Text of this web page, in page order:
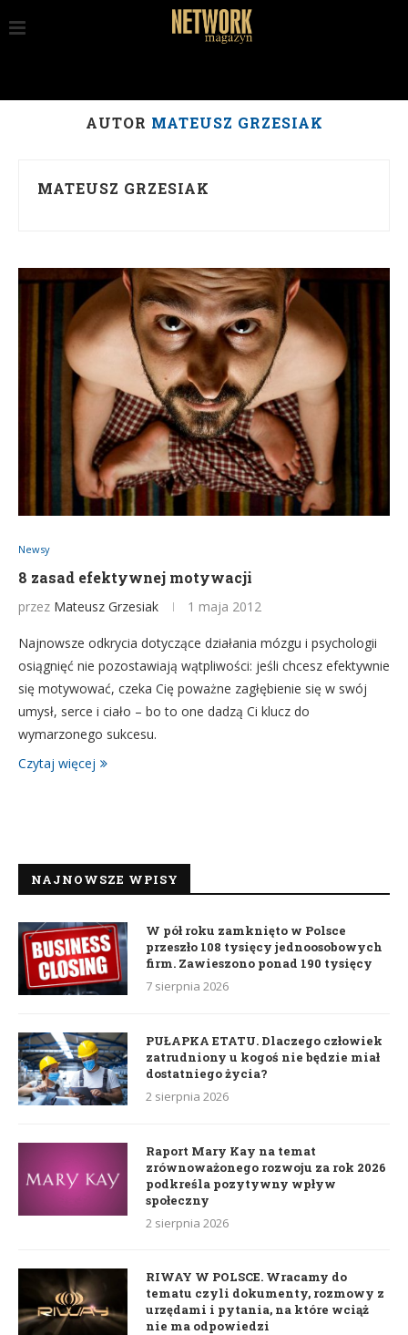
AUTOR MATEUSZ GRZESIAK
MATEUSZ GRZESIAK
Newsy
8 zasad efektywnej motywacji
przez Mateusz Grzesiak 1 maja 2012
Najnowsze odkrycia dotyczące działania mózgu i psychologii
osiągnięć nie pozostawiają wątpliwości: jeśli chcesz efektywnie
się motywować, czeka Cię poważne zagłębienie się w swój
umysł, serce i ciało – bo to one dadzą Ci klucz do
wymarzonego sukcesu.
Czytaj więcej
NAJNOWSZE WPISY
W pół roku zamknięto w Polsce
przeszło 108 tysięcy jednoosobowych
firm. Zawieszono ponad 190 tysięcy
7 sierpnia 2026
PUŁAPKA ETATU. Dlaczego człowiek
zatrudniony u kogoś nie będzie miał
dostatniego życia?
2 sierpnia 2026
Raport Mary Kay na temat
zrównoważonego rozwoju za rok 2026
podkreśla pozytywny wpływ
społeczny
2 sierpnia 2026
RIWAY W POLSCE. Wracamy do
tematu czyli dokumenty, rozmowy z
urzędami i pytania, na które wciąż
nie ma odpowiedzi